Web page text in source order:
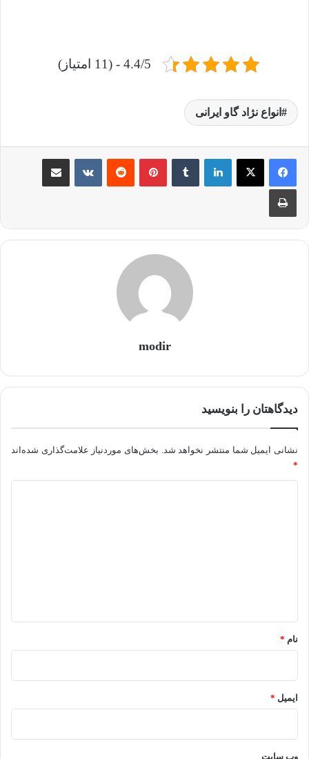
4.4/5 - (11 امتیاز)
انواع نژاد گاو ایرانی
لینکدین ‫تامبلر ‫پین‌ترست‫رددیت ‫VKontakteاشتراک گذاری از طریق ایمیل
چاپ
modir
دیدگاهتان را بنویسید
نشانی ایمیل شما منتشر نخواهد شد.
بخش‌های موردنیاز علامت‌گذاری شده‌اند
*
نام *
ایمیل *
وب‌ سایت